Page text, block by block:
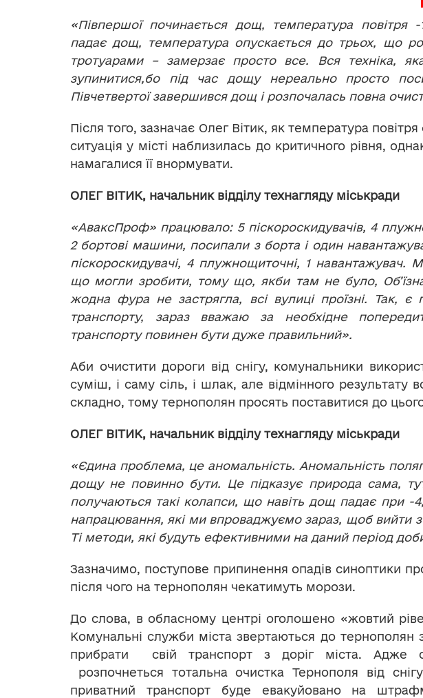
«Півпершої починається дощ, температура повітря -
падає дощ, температура опускається до трьох, що
тротуарами – замерзає просто все. Вся техніка,
зупинитися,бо під час дощу нереально просто
Півчетвертої завершився дощ і розпочалась повна
Після того, зазначає Олег Вітик, як температура
ситуація у місті наблизилась до критичного рівня,
намагалися її внормувати.
ОЛЕГ ВІТИК, начальник відділу технагляду міськради
«АваксПроф» працювало: 5 піскороскидувачів, 4
2 бортові машини, посипали з борта і один
піскороскидувачі, 4 плужнощиточні, 1
що могли зробити, тому що, якби там не було,
жодна фура не застрягла, всі вулиці проїзні. Так,
транспорту, зараз вважаю за необхідне
транспорту повинен бути дуже правильний».
Аби очистити дороги від снігу, комунальники
суміш, і саму сіль, і шлак, але відмінного результату
складно, тому тернополян просять поставитися до
ОЛЕГ ВІТИК, начальник відділу технагляду міськради
«Єдина проблема, це аномальність. Аномальність
дощу не повинно бути. Це підказує природа сама,
получаються такі колапси, що навіть дощ падає при
напрацювання, які ми впроваджуємо зараз, щоб вийти з
Ті методи, які будуть ефективними на даний період
Зазначимо, поступове припинення опадів синоптики
після чого на тернополян чекатимуть морози.
До слова, в обласному центрі оголошено «жовтий
Комунальні служби міста звертаються до
прибрати свій транспорт з доріг міста. Адже
розпочнеться тотальна очистка Тернополя від
приватний транспорт буде евакуйовано на